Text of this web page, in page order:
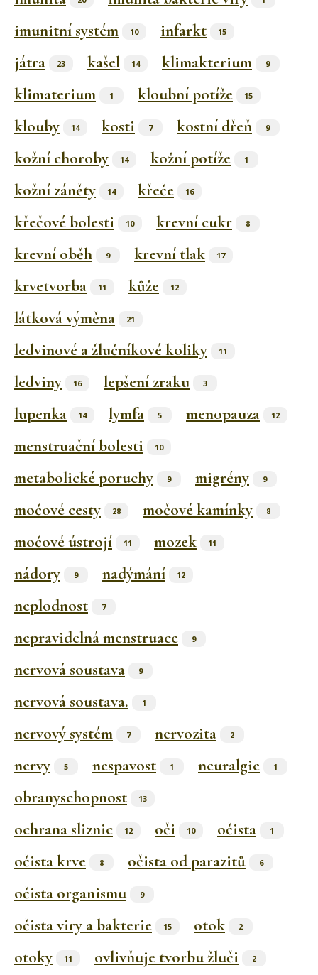
imunitní systém 10 infarkt 15
játra 23 kašel 14 klimakterium 9
klimaterium 1 kloubní potíže 15
klouby 14 kosti 7 kostní dřeň 9
kožní choroby 14 kožní potíže 1
kožní záněty 14 křeče 16
křečové bolesti 10 krevní cukr 8
krevní oběh 9 krevní tlak 17
krvetvorba 11 kůže 12
látková výměna 21
ledvinové a žlučníkové koliky 11
ledviny 16 lepšení zraku 3
lupenka 14 lymfa 5 menopauza 12
menstruační bolesti 10
metabolické poruchy 9 migrény 9
močové cesty 28 močové kamínky 8
močové ústrojí 11 mozek 11
nádory 9 nadýmání 12
neplodnost 7
nepravidelná menstruace 9
nervová soustava 9
nervová soustava. 1
nervový systém 7 nervozita 2
nervy 5 nespavost 1 neuralgie 1
obranyschopnost 13
ochrana sliznic 12 oči 10 očista 1
očista krve 8 očista od parazitů 6
očista organismu 9
očista viry a bakterie 15 otok 2
otoky 11 ovlivňuje tvorbu žluči 2